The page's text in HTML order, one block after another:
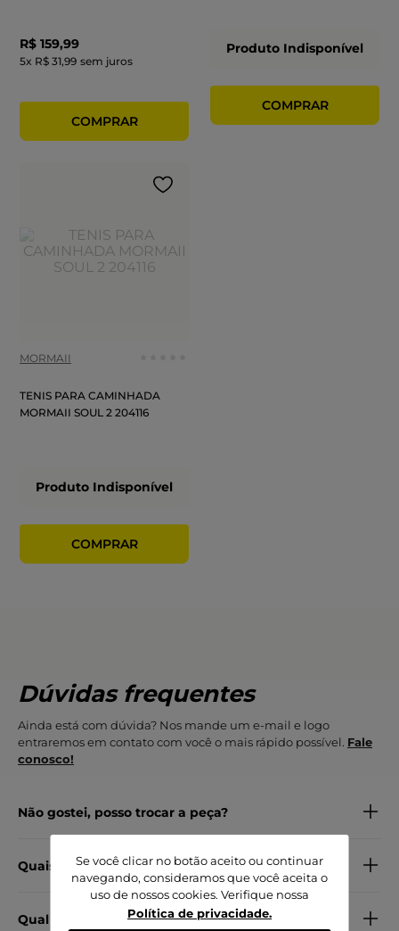
Se você clicar no botão aceito ou continuar
navegando, consideramos que você aceita o
uso de nossos cookies. Verifique nossa
Política de privacidade.
R$ 159,99
5x R$ 31,99 sem juros
Produto Indisponível
MORMAII
TENIS PARA CAMINHADA
MORMAII SOUL 2 204116
Produto Indisponível
Dúvidas frequentes
Ainda está com dúvida? Nos mande um e-mail e logo
entraremos em contato com você o mais rápido possível. Fale
conosco!
Não gostei, posso trocar a peça?
Quais os métodos de pagamento?
Qual o material do produto?